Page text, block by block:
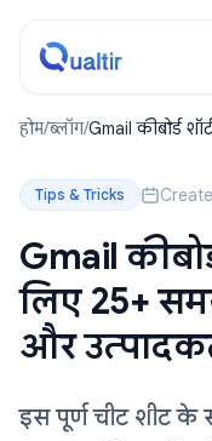
होम/ब्लॉग/Gmail कीबोर्ड
Tips & Tricks
Gmail
लिए 25+
और
इस पूर्ण चीट शीट के